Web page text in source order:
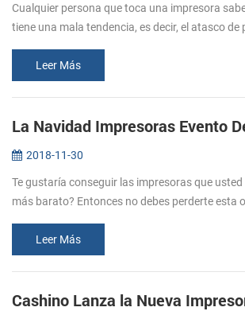
Cualquier persona que toca una impresora
tiene una mala tendencia, es decir, el atasco de
impresor...
Leer Más
2018-11-30
Te gustaría conseguir las impresoras que
más barato? Entonces no debes perderte esta
diciembre. 31 ...
Leer Más